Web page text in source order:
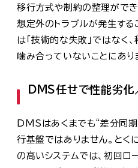
移行方式や制約の整理がで
想定外のトラブルが発生する
は「技術的な失敗」ではなく
噛み合っていないことにあり
DMS任せで性能劣化
DMSはあくまでも“差分同
行基盤ではありません。とく
の高いシステムでは、初回ロ